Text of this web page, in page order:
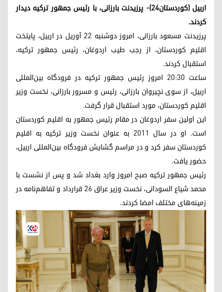
اربیل (کوردستان٢٤)- پرزیدنت بارزانی، با رئیس جمهور ترکیه دیدار
کردند.
پرزیدنت مسعود بارزانی، امروز دوشنبه ٢٢ آوریل در اربیل، پایتخت
اقلیم کوردستان، از رجب طیب اردوغان، رئیس جمهور ترکیه،
استقبال کردند.
ساعت ٢٠:٣٠ امروز رئیس جمهور ترکیه در فرودگاه بین‌المللی
اربیل، از سوی نچیروان بارزانی، رئیس و مسرور بارزانی، نخست وزیر
اقلیم کوردستان، مورد استقبال قرار گرفت.
این اولین سفر اردوغان در مقام رئیس جمهور به اقلیم کوردستان
است. او در سال ٢٠١١ به عنوان نخست وزیر ترکیه به اقلیم
کوردستان سفر کرد و در مراسم گشایش فرودگاه بین‌المللی اربیل،
حضور یافت.
رئیس جمهور ترکیه صبح امروز وارد بغداد شد و پس از نشست با
محمد شیاع السودانی، نخست وزیر عراق ٢٦ قرارداد و تفاهم‌نامه در
زمینه‌های مختلف امضا کردند.